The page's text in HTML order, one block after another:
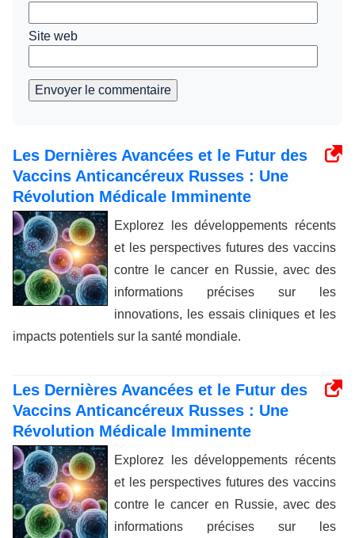
Site web
Envoyer le commentaire
Les Dernières Avancées et le Futur des
Vaccins Anticancéreux Russes : Une
Révolution Médicale Imminente
Explorez les développements récents
et les perspectives futures des vaccins
contre le cancer en Russie, avec des
informations précises sur les
innovations, les essais cliniques et les
impacts potentiels sur la santé mondiale.
Les Dernières Avancées et le Futur des
Vaccins Anticancéreux Russes : Une
Révolution Médicale Imminente
Explorez les développements récents
et les perspectives futures des vaccins
contre le cancer en Russie, avec des
informations précises sur les